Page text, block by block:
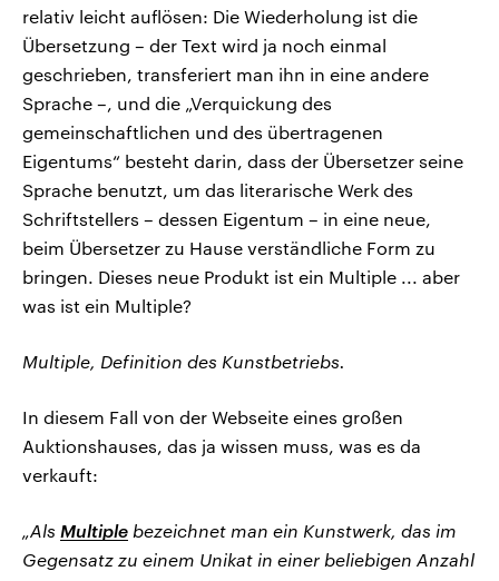
relativ leicht auflösen: Die Wiederholung ist die
Übersetzung – der Text wird ja noch einmal
geschrieben, transferiert man ihn in eine andere
Sprache –, und die „Verquickung des
gemeinschaftlichen und des übertragenen
Eigentums“ besteht darin, dass der Übersetzer seine
Sprache benutzt, um das literarische Werk des
Schriftstellers – dessen Eigentum – in eine neue,
beim Übersetzer zu Hause verständliche Form zu
bringen. Dieses neue Produkt ist ein Multiple ... aber
was ist ein Multiple?
Multiple, Definition des Kunstbetriebs.
In diesem Fall von der Webseite eines großen
Auktionshauses, das ja wissen muss, was es da
verkauft:
„Als Multiple bezeichnet man ein Kunstwerk, das im
Gegensatz zu einem Unikat in einer beliebigen Anzahl